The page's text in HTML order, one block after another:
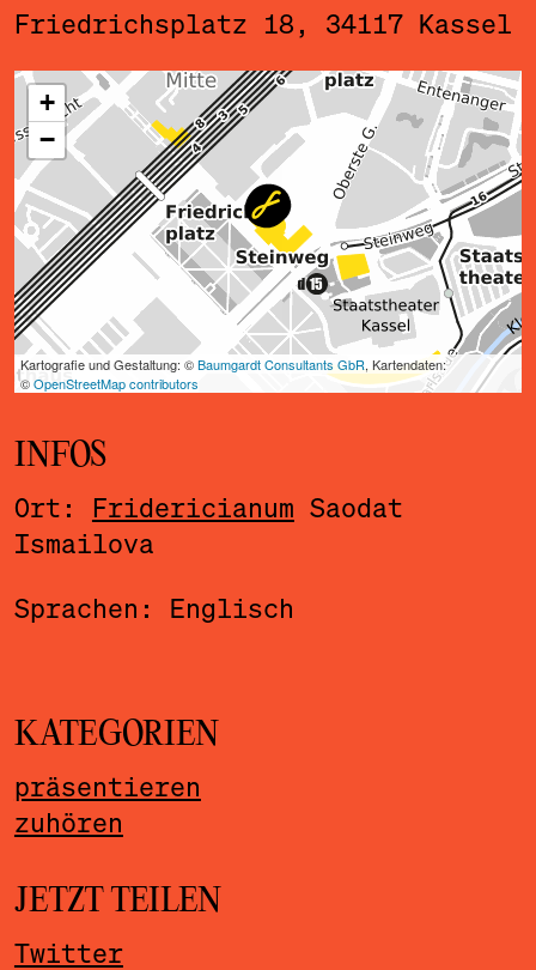
Friedrichsplatz 18, 34117 Kassel
ˇ
INFOS
Ort: Fridericianum Saodat
Ismailova
Sprachen: Englisch
KATEGORIEN
präsentieren
zuhören
JETZT TEILEN
Twitter